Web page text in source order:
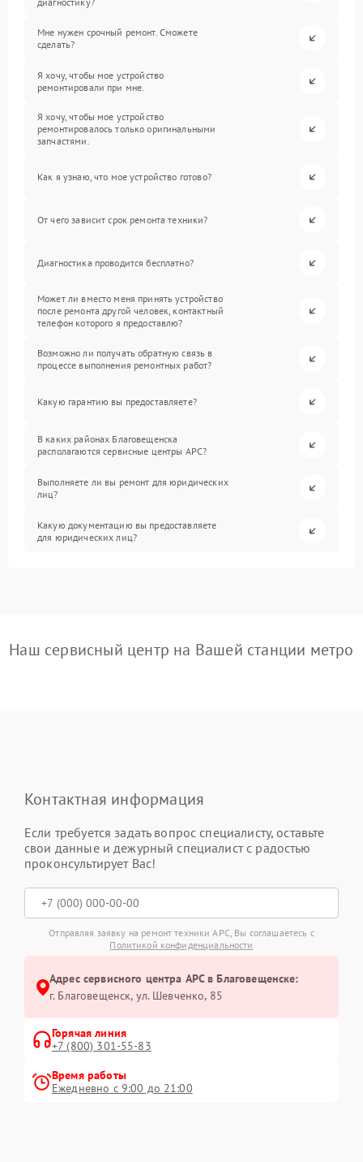
Мне нужен срочный ремонт. Сможете
сделать?
Я хочу, чтобы мое устройство
ремонтировали при мне.
Я хочу, чтобы мое устройство
ремонтировалось только оригинальными
запчастями.
Как я узнаю, что мое устройство готово?
От чего зависит срок ремонта техники?
Диагностика проводится бесплатно?
Может ли вместо меня принять устройство
после ремонта другой человек, контактный
телефон которого я предоставлю?
Возможно ли получать обратную связь в
процессе выполнения ремонтных работ?
Какую гарантию вы предоставляете?
В каких районах Благовещенска
располагаются сервисные центры APC?
Выполняете ли вы ремонт для юридических
лиц?
Какую документацию вы предоставляете
для юридических лиц?
Наш сервисный центр на Вашей станции метро
Контактная информация
Если требуется задать вопрос специалисту, оставьте
свои данные и дежурный специалист с радостью
проконсультирует Вас!
Отправляя заявку на ремонт техники APC, Вы соглашаетесь с
Политикой конфиденциальности
Адрес сервисного центра APC в Благовещенске:
г. Благовещенск, ул. Шевченко, 85
Горячая линия
+7 (800) 301-55-83
Время работы
Ежедневно с 9:00 до 21:00